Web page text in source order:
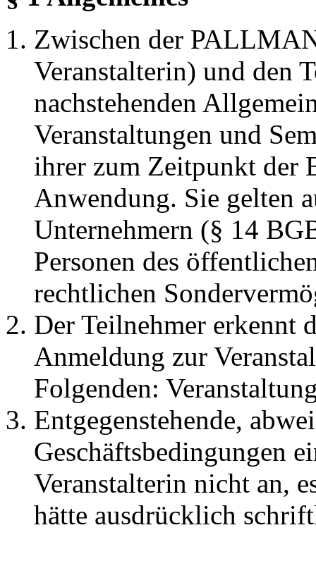
Zwischen der
Veranstalterin) und den
nachstehenden
Veranstaltungen und
ihrer zum Zeitpunkt der
Anwendung. Sie gelten
Unternehmern (§ 14
Personen des
rechtlichen
Der Teilnehmer erkennt
Anmeldung zur
Folgenden:
Entgegenstehende,
Geschäftsbedingungen
Veranstalterin nicht an,
hätte ausdrücklich